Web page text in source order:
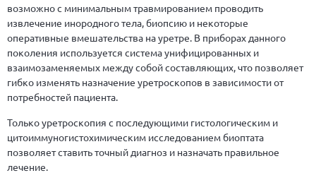
возможно с минимальным травмированием проводить
извлечение инородного тела, биопсию и некоторые
оперативные вмешательства на уретре. В приборах данного
поколения используется система унифицированных и
взаимозаменяемых между собой составляющих, что позволяет
гибко изменять назначение уретроскопов в зависимости от
потребностей пациента.
Только уретроскопия с последующими гистологическим и
цитоиммуногистохимическим исследованием биоптата
позволяет ставить точный диагноз и назначать правильное
лечение.